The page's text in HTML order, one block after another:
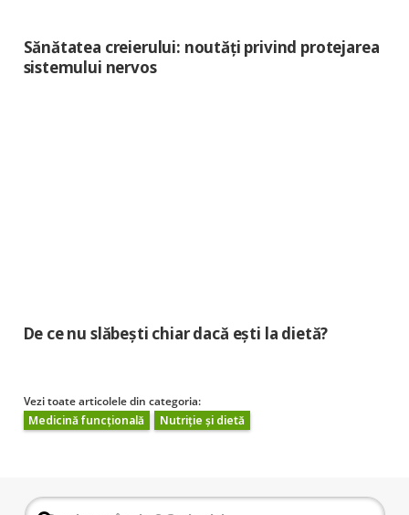
Sănătatea creierului: noutăți privind protejarea
sistemului nervos
De ce nu slăbești chiar dacă ești la dietă?
Vezi toate articolele din categoria:
Medicină funcțională
Nutriție și dietă